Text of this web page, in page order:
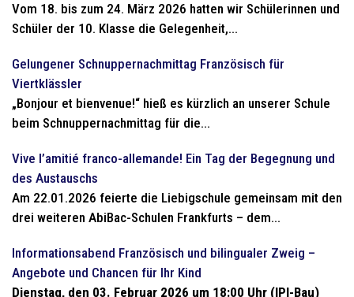
Vom 18. bis zum 24. März 2026 hatten wir Schülerinnen und
Schüler der 10. Klasse die Gelegenheit,...
Gelungener Schnuppernachmittag Französisch für
Viertklässler
„Bonjour et bienvenue!“ hieß es kürzlich an unserer Schule
beim Schnuppernachmittag für die...
Vive l’amitié franco-allemande! Ein Tag der Begegnung und
des Austauschs
Am 22.01.2026 feierte die Liebigschule gemeinsam mit den
drei weiteren AbiBac-Schulen Frankfurts – dem...
Informationsabend Französisch und bilingualer Zweig –
Angebote und Chancen für Ihr Kind
Dienstag, den 03. Februar 2026 um 18:00 Uhr (IPI-Bau)